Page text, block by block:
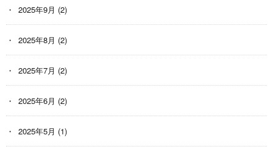
2025年9月 (2)
2025年8月 (2)
2025年7月 (2)
2025年6月 (2)
2025年5月 (1)